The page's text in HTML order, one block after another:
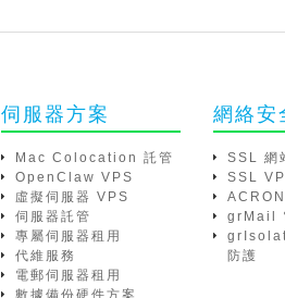
伺服器方案
Mac Colocation 託管
OpenClaw VPS
虛擬伺服器 VPS
伺服器託管
專屬伺服器租用
代維服務
電郵伺服器租用
數據備份硬件方案
網絡安
SSL 網
SSL
grMail
防護